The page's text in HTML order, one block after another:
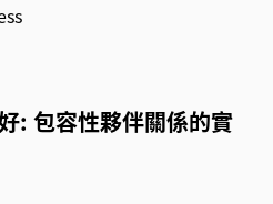
: 包容性夥伴關係的實